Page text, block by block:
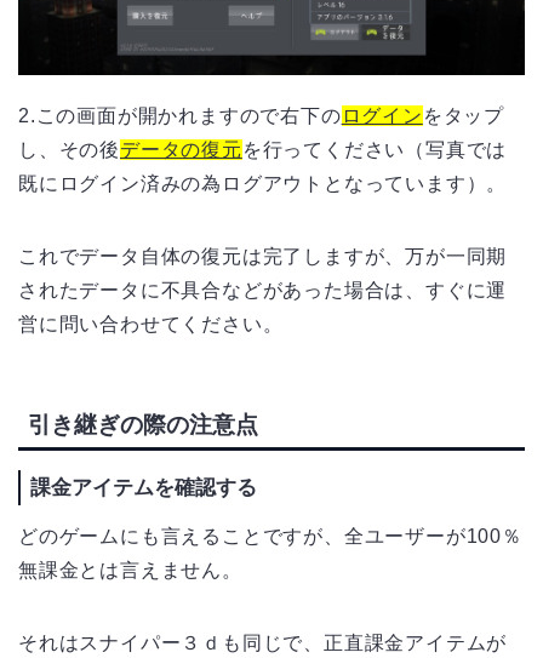
2.この画面が開かれますので右下の ログイン をタップ
し、その後データの復元 を行ってください（写真では
既にログイン済みの為ログアウトとなっています）。
これでデータ自体の復元は完了しますが、万が一同期
されたデータに不具合などがあった場合は、すぐに運
営に問い合わせてください。
引き継ぎの際の注意点
課金アイテムを確認する
どのゲームにも言えることですが、全ユーザーが100％
無課金とは言えません。
それはスナイパー３ｄも同じで、正直課金アイテムが